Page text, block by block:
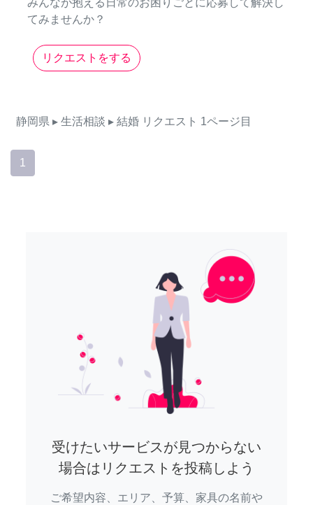
みんなが抱える日常のお困りごとに応募して解決し
てみませんか？
リクエストをする
静岡県 ▸ 生活相談 ▸ 結婚 リクエスト 1ページ目
1
受けたいサービスが見つからない
場合はリクエストを投稿しよう
ご希望内容、エリア、予算、家具の名前や